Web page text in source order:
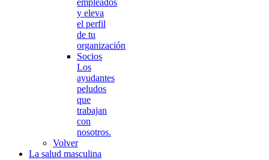
empleados
y eleva
el perfil
de tu
organización
Socios
Los
ayudantes
peludos
que
trabajan
con
nosotros.
Volver
La salud masculina